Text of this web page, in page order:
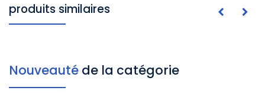
produits similaires
Nouveauté de la catégorie